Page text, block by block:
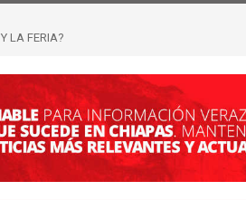
A JOSS RAMÍREZ; EL NOMBRE DE